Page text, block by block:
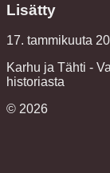
Lisätty
17. tammikuuta
Karhu ja Tähti -
historiasta
© 2026